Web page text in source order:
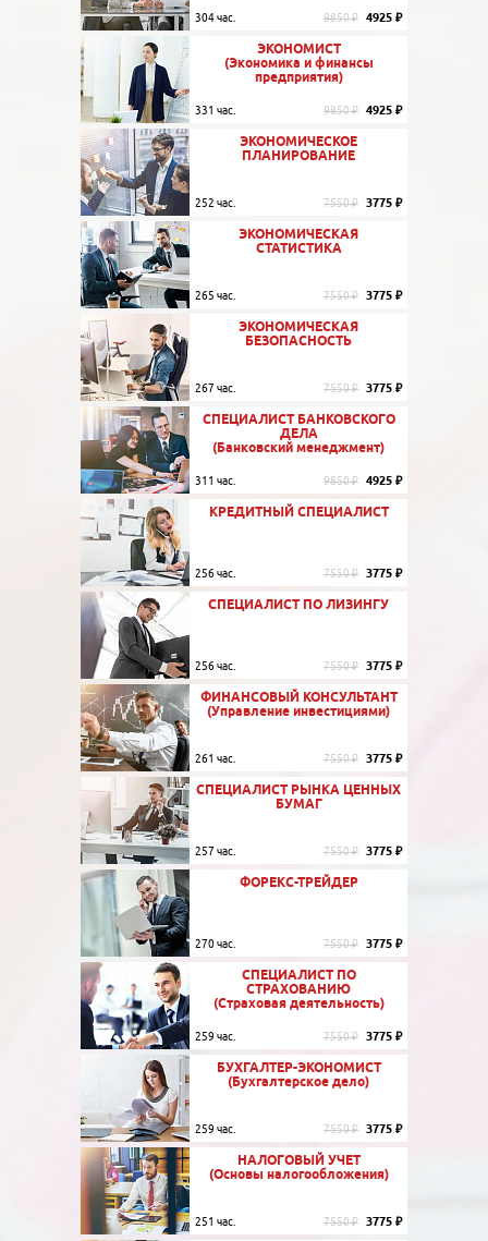
304 час. 9850 ₽ 4925 ₽
ЭКОНОМИСТ
(Экономика и финансы
предприятия)
331 час. 9850 ₽ 4925 ₽
ЭКОНОМИЧЕСКОЕ
ПЛАНИРОВАНИЕ
252 час. 7550 ₽ 3775 ₽
ЭКОНОМИЧЕСКАЯ
СТАТИСТИКА
265 час. 7550 ₽ 3775 ₽
ЭКОНОМИЧЕСКАЯ
БЕЗОПАСНОСТЬ
267 час. 7550 ₽ 3775 ₽
СПЕЦИАЛИСТ БАНКОВСКОГО
ДЕЛА
(Банковский менеджмент)
311 час. 9850 ₽ 4925 ₽
КРЕДИТНЫЙ СПЕЦИАЛИСТ
256 час. 7550 ₽ 3775 ₽
СПЕЦИАЛИСТ ПО ЛИЗИНГУ
256 час. 7550 ₽ 3775 ₽
ФИНАНСОВЫЙ КОНСУЛЬТАНТ
(Управление инвестициями)
261 час. 7550 ₽ 3775 ₽
СПЕЦИАЛИСТ РЫНКА ЦЕННЫХ
БУМАГ
257 час. 7550 ₽ 3775 ₽
ФОРЕКС-ТРЕЙДЕР
270 час. 7550 ₽ 3775 ₽
СПЕЦИАЛИСТ ПО
СТРАХОВАНИЮ
(Страховая деятельность)
259 час. 7550 ₽ 3775 ₽
БУХГАЛТЕР-ЭКОНОМИСТ
(Бухгалтерское дело)
259 час. 7550 ₽ 3775 ₽
НАЛОГОВЫЙ УЧЕТ
(Основы налогообложения)
251 час. 7550 ₽ 3775 ₽